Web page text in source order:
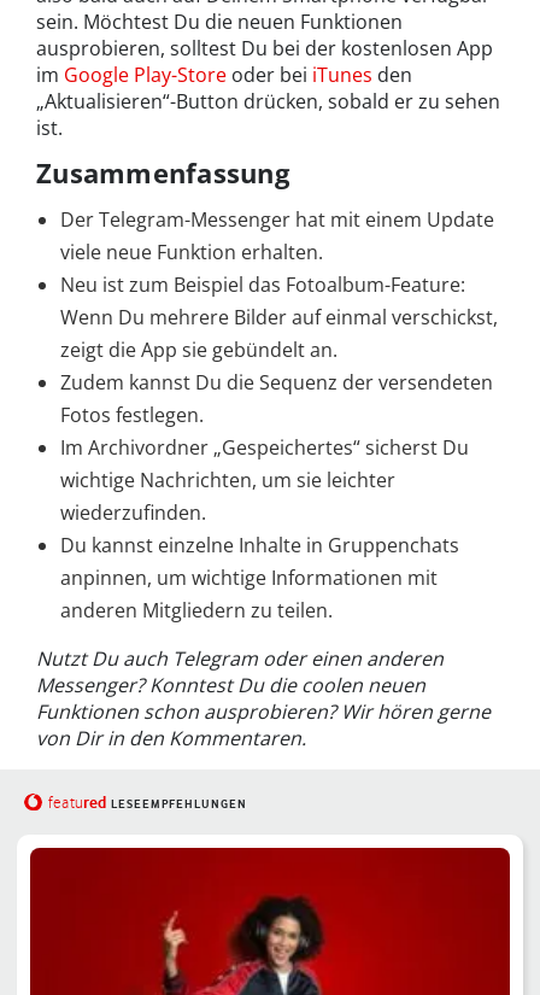
sein. Möchtest Du die neuen Funktionen
ausprobieren, solltest Du bei der kostenlosen App
im Google Play-Store oder bei iTunes den
„Aktualisieren“-Button drücken, sobald er zu sehen
ist.
Zusammenfassung
Der Telegram-Messenger hat mit einem Update
viele neue Funktion erhalten.
Neu ist zum Beispiel das Fotoalbum-Feature:
Wenn Du mehrere Bilder auf einmal verschickst,
zeigt die App sie gebündelt an.
Zudem kannst Du die Sequenz der versendeten
Fotos festlegen.
Im Archivordner „Gespeichertes“ sicherst Du
wichtige Nachrichten, um sie leichter
wiederzufinden.
Du kannst einzelne Inhalte in Gruppenchats
anpinnen, um wichtige Informationen mit
anderen Mitgliedern zu teilen.
Nutzt Du auch Telegram oder einen anderen
Messenger? Konntest Du die coolen neuen
Funktionen schon ausprobieren? Wir hören gerne
von Dir in den Kommentaren.
featured LESEEMPFEHLUNGEN